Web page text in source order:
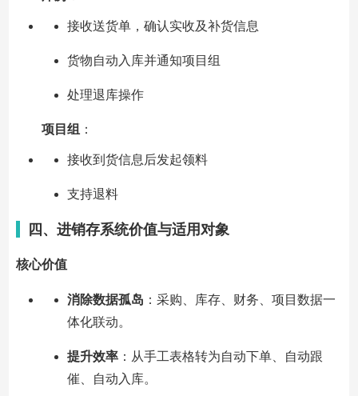
接收送货单，确认实收及补货信息
货物自动入库并通知项目组
处理退库操作
项目组 ：
接收到货信息后发起领料
支持退料
四、进销存系统价值与适用对象
核心价值
消除数据孤岛 ：采购、库存、财务、项目数据一
体化联动。
提升效率：从手工表格转为自动下单、自动跟
催、自动入库。